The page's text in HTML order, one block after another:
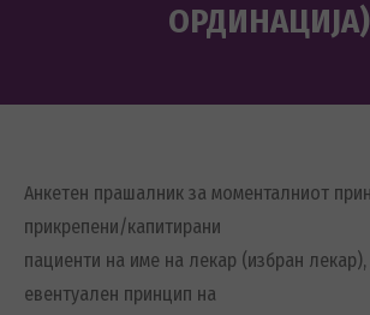
ОРДИНАЦИЈА)
Aнкетен прашалник за моменталниот
прикрепени/капитирани
пациенти на име на лекар (избран
евентуален принцип на